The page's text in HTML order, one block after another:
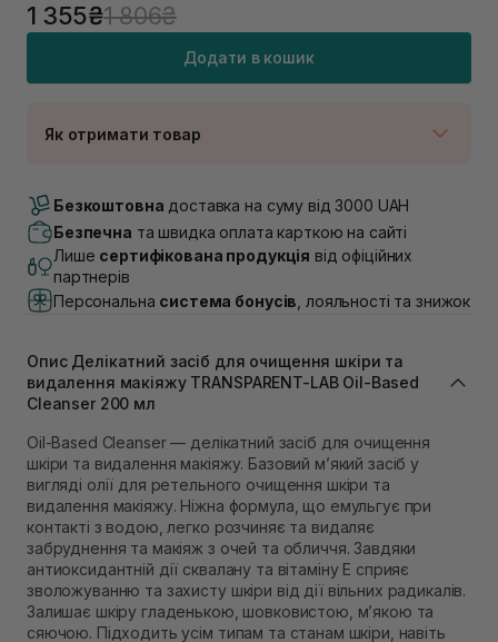
1 355₴1 806₴
Додати в кошик
Як отримати товар
Немає в наявності!
В наявності
Самовивіз м. Львів, вул. Академіка Підстригача, 1В
(Duck’s Lake)
Немає в наявності!
В наявності
Самовивіз м. Львів, вул. Степана Бандери 45
Немає в наявності!
В наявності
Самовивіз м. Рівне, вул. Кулика і Гудачека 23 (ТЦ
Екватор)
Немає в наявності!
Безкоштовна доставка на суму від 3000 UAH
Безпечна та швидка оплата карткою на сайті
Лише сертифікована продукція від офіційних
партнерів
Персональна система бонусів , лояльності та знижок
Опис Делікатний засіб для очищення шкіри та
видалення макіяжу TRANSPARENT-LAB Oil-Based
Cleanser 200 мл
Oil-Based Cleanser — делікатний засіб для очищення
шкіри та видалення макіяжу. Базовий м’який засіб у
вигляді олії для ретельного очищення шкіри та
видалення макіяжу. Ніжна формула, що емульгує при
контакті з водою, легко розчиняє та видаляє
забруднення та макіяж з очей та обличчя. Завдяки
антиоксидантній дії сквалану та вітаміну Е сприяє
зволожуванню та захисту шкіри від дії вільних радикалів.
Залишає шкіру гладенькою, шовковистою, м’якою та
сяючою. Підходить усім типам та станам шкіри, навіть